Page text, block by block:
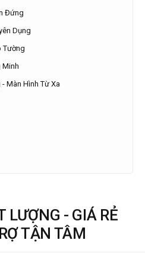
Đứng
Dụng
Tường
Minh
Màn Hình Từ Xa
LƯỢNG - GIÁ RẺ
TẬN TÂM